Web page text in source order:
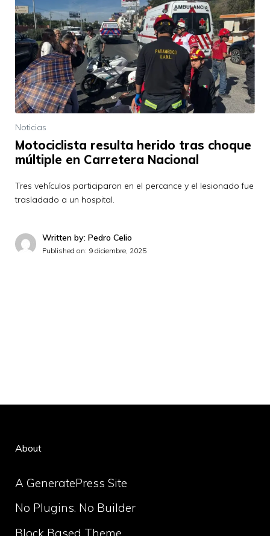
Noticias
Motociclista resulta herido tras choque
múltiple en Carretera Nacional
Tres vehículos participaron en el percance y el lesionado fue
trasladado a un hospital.
Written by: Pedro Celio
Published on: 9 diciembre, 2025
About
A GeneratePress Site
No Plugins. No Builder
Block Based Theme